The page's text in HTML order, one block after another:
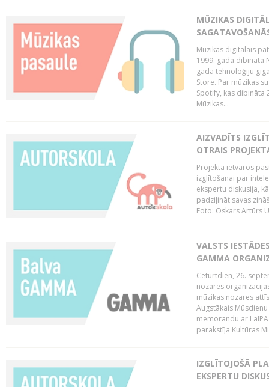
MŪZIKAS
Mūzikas digitālais
1999. gadā dibinātā
gadā tehnoloģiju
Store. Par mūzikas
Spotify, kas dibināta
Mūzikas...
AIZVADĪTS
OTRAIS
Projekta ietvaros
izglītošanai par
ekspertu diskusija,
padziļināt savas
Foto: Oskars Artūrs
VALSTS
GAMMA
Ceturtdien, 26.
nozares
mūzikas nozares
Augstākais
memorandu ar
parakstīja Kultūras
IZGLĪTOJOŠĀ
EKSPERTU